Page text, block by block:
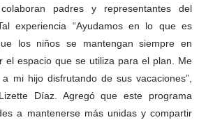
padres y representantes del
experiencia “Ayudamos en lo que es
los niños se mantengan siempre en
el espacio que se utiliza para el plan. Me
mi hijo disfrutando de sus vacaciones”,
Díaz. Agregó que este programa
a mantenerse más unidas y compartir